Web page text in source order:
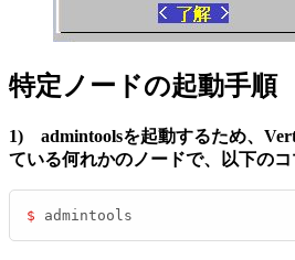
特定ノードの起動手順
1) admintoolsを起動するため、
ている何れかのノードで、以下のコ
$ admintools